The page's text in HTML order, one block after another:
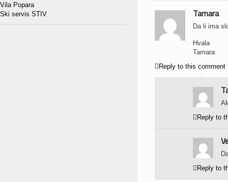
Tamara
Da li ima
Hvala
Tamara
 Reply to this comment
 Reply to
 Reply to
Vila Popara
Ski servis STIV